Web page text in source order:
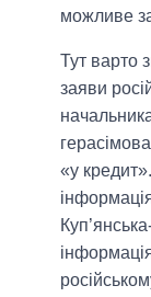
можливе
Тут варто
заяви
«у